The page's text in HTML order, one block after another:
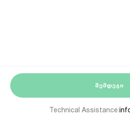
ᲨᲔᲛᲓᲔᲒᲘ
Technical Assistance: